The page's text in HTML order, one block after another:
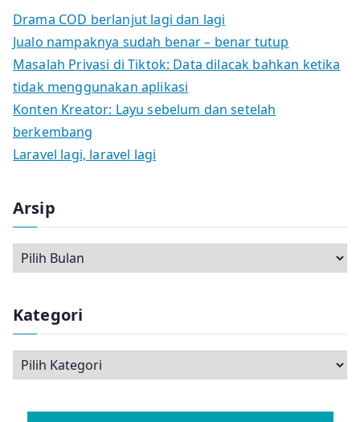
Drama COD berlanjut lagi dan lagi
Jualo nampaknya sudah benar – benar tutup
Masalah Privasi di Tiktok: Data dilacak bahkan ketika
tidak menggunakan aplikasi
Konten Kreator: Layu sebelum dan setelah
berkembang
Laravel lagi, laravel lagi
Arsip
r
iKategori
a